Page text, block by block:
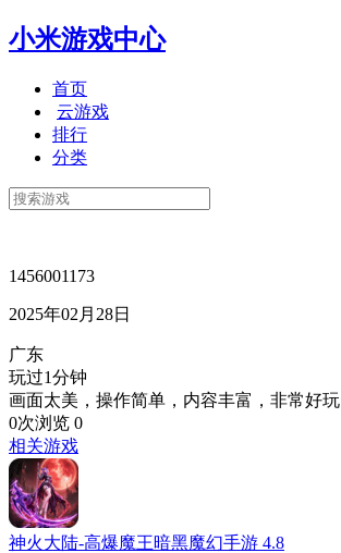
小米游戏中心
首页
云游戏
排行
分类
1456001173
2025年02月28日
广东
玩过1分钟
画面太美，操作简单，内容丰富，非常好玩
0次浏览 0
相关游戏
神火大陆-高爆魔王暗黑魔幻手游 4.8